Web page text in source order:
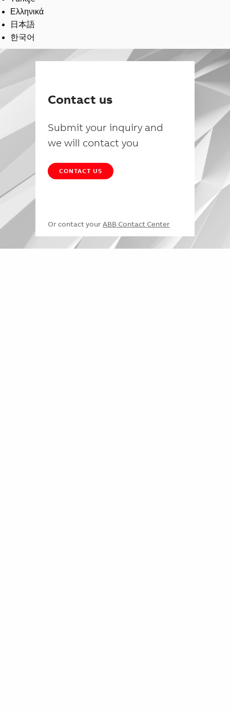
Ελληνικά
日本語
한국어
Contact us
Submit your inquiry and
we will contact you
CONTACT US
Or contact your ABB Contact Center